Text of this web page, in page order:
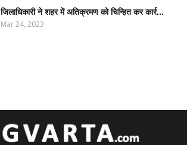
जिलाधिकारी ने शहर में अतिक्रमण को चिन्हित कर कार्र...
Mar 24, 2023